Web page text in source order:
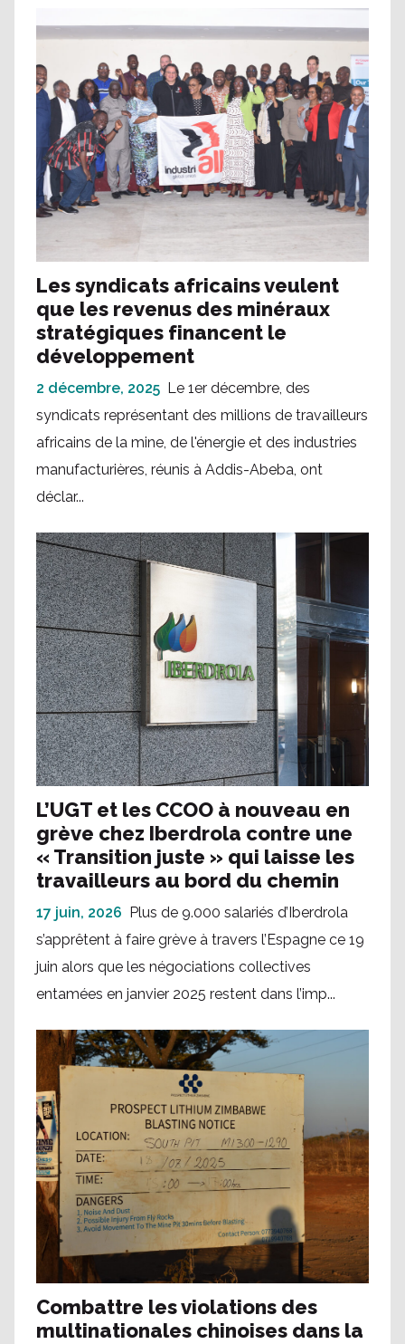
Les syndicats africains veulent
que les revenus des minéraux
stratégiques financent le
développement
2 décembre, 2025 Le 1er décembre, des
syndicats représentant des millions de travailleurs
africains de la mine, de l'énergie et des industries
manufacturières, réunis à Addis-Abeba, ont
déclar...
L’UGT et les CCOO à nouveau en
grève chez Iberdrola contre une
« Transition juste » qui laisse les
travailleurs au bord du chemin
17 juin, 2026 Plus de 9.000 salariés d’Iberdrola
s’apprêtent à faire grève à travers l’Espagne ce 19
juin alors que les négociations collectives
entamées en janvier 2025 restent dans l’imp...
Combattre les violations des
multinationales chinoises dans la